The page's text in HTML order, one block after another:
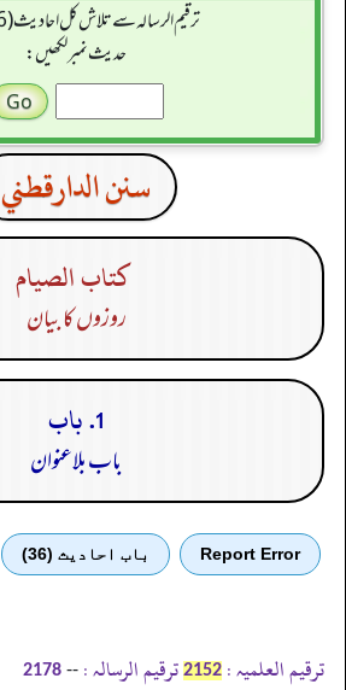
ترقیم الرسالہ سے تلاش کل احادیث (4836)
حدیث نمبر لکھیں:
سنن الدارقطني
كتاب الصيام
روزوں کا بیان
1. باب
باب بلاعنوان
Report Error باب احادیث (36)
ترقیم العلمیہ : 2152 ترقیم الرسالہ : --
2178